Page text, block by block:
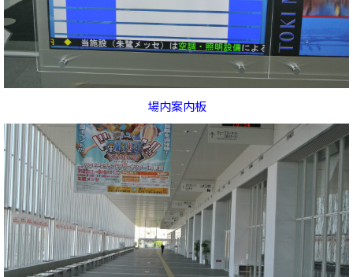
場内案内板